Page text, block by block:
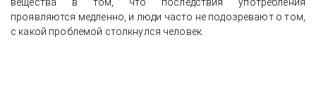
проявляются медленно, и люди часто не подозревают о том,
с какой проблемой столкнулся человек.